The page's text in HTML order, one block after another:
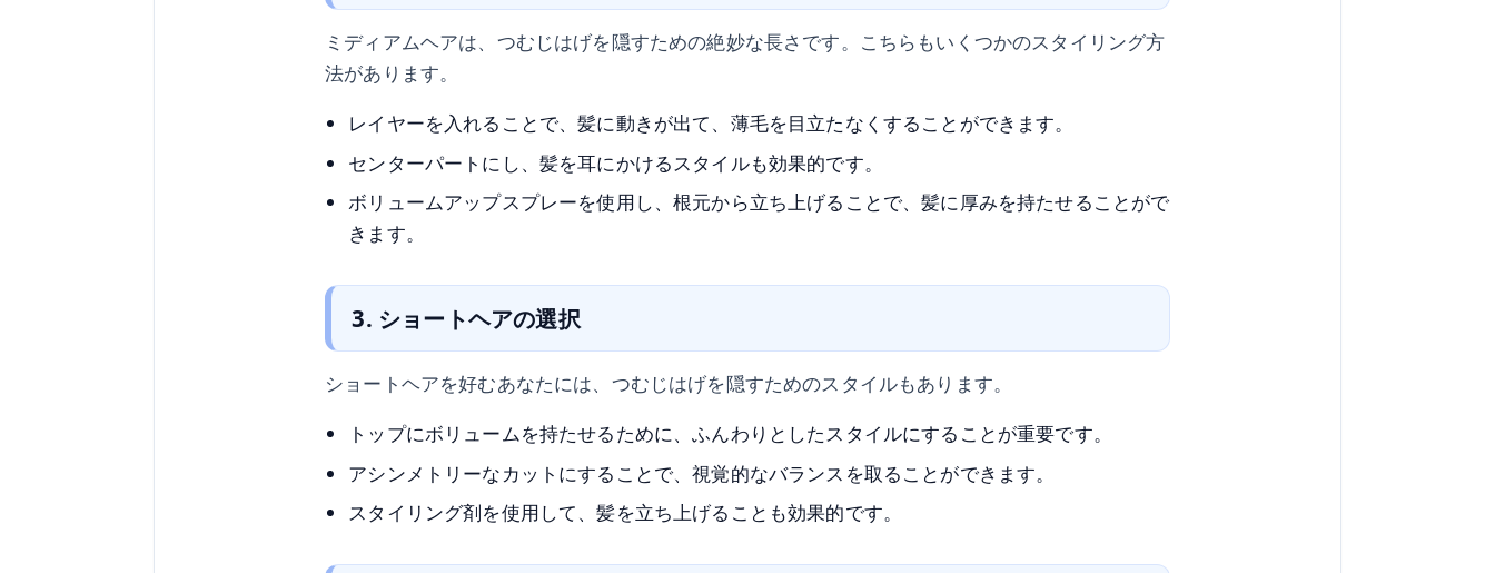
ミディアムヘアは、つむじはげを隠すための絶妙な長さです。こちらもいくつかのスタイリング方
法があります。
レイヤーを入れることで、髪に動きが出て、薄毛を目立たなくすることができます。
センターパートにし、髪を耳にかけるスタイルも効果的です。
ボリュームアップスプレーを使用し、根元から立ち上げることで、髪に厚みを持たせることがで
きます。
3. ショートヘアの選択
ショートヘアを好むあなたには、つむじはげを隠すためのスタイルもあります。
トップにボリュームを持たせるために、ふんわりとしたスタイルにすることが重要です。
アシンメトリーなカットにすることで、視覚的なバランスを取ることができます。
スタイリング剤を使用して、髪を立ち上げることも効果的です。